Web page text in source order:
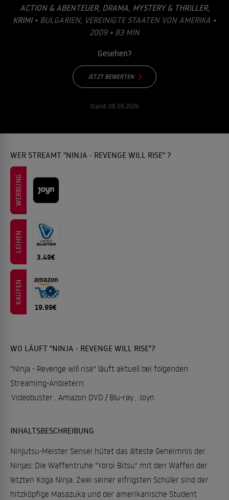
ACTION & ABENTEUER, DRAMA, MYSTERY & THRILLER,
KRIMI• BULGARIEN, VEREINIGTE STAATEN VON AMERIKA •
2009 • 83 MIN
Gesehen?
JETZT BEWERTEN
Stand: 08.08.2026
WER STREAMT "NINJA - REVENGE WILL RISE" ?
WERBUNG
LEIHEN
3.49€
KAUFEN
19.99€
WO LÄUFT "NINJA - REVENGE WILL RISE"?
"Ninja - Revenge will rise" läuft aktuell bei folgenden
Streaming-Anbietern:
Videobuster, Amazon DVD / Blu-ray, Joyn .
INHALTSBESCHREIBUNG
Ninjutsu-Meister Sensei hütet das älteste Geheimnis der
Ninjas: Die Waffentruhe "Yoroi Bitsu" mit den Waffen der
letzten Koga Ninja. Zwei seiner eifrigsten Schüler sind der
hitzköpfige Masazuka und der amerikanische Student